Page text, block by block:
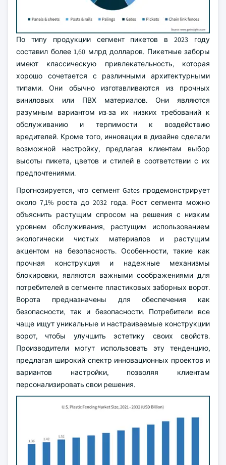
По типу продукции сегмент пикетов в 2023 году
составил более 1,60 млрд долларов. Пикетные заборы
имеют классическую привлекательность, которая
хорошо сочетается с различными архитектурными
типами. Они обычно изготавливаются из прочных
виниловых или ПВХ материалов. Они являются
разумным вариантом из-за их низких требований к
обслуживанию и терпимости к воздействию
вредителей. Кроме того, инновации в дизайне сделали
возможной настройку, предлагая клиентам выбор
высоты пикета, цветов и стилей в соответствии с их
предпочтениями.
Прогнозируется, что сегмент Gates продемонстрирует
около 7,1% роста до 2032 года. Рост сегмента можно
объяснить растущим спросом на решения с низким
уровнем обслуживания, растущим использованием
экологически чистых материалов и растущим
акцентом на безопасность. Особенности, такие как
прочная конструкция и надежные механизмы
блокировки, являются важными соображениями для
потребителей в сегменте пластиковых заборных ворот.
Ворота предназначены для обеспечения как
безопасности, так и безопасности. Потребители все
чаще ищут уникальные и настраиваемые конструкции
ворот, чтобы улучшить эстетику своих свойств.
Производители могут использовать эту тенденцию,
предлагая широкий спектр инновационных проектов и
вариантов настройки, позволяя клиентам
персонализировать свои решения.